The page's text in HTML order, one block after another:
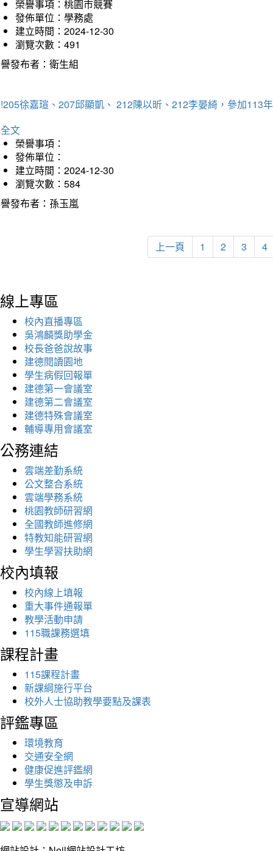
榮譽事項：桃園市競賽
發佈單位：學務處
建立時間：2024-12-30
瀏覽次數：491
發布者：衛生組
徐嘉瑄、207邱顯凱、 212陳以昕、212李晏綺，參加113
文
榮譽事項：
發佈單位：
建立時間：2024-12-30
瀏覽次數：584
發布者：孫玉嵐
上一頁 1 2 3 4
線上專區
校內直播專區
吳鴻麟獎助學金
校長爸爸說故事
建德閱讀園地
學生病假回報單
建德第一會議室
建德第二會議室
建德特殊會議室
輔導專用會議室
公務連結
雲端差勤系統
公文整合系統
雲端學務系統
桃園教師研習網
全國教師進修網
特教知能研習網
學生學習扶助網
校內填報
校內線上填報
重大事件通報單
教學活動申請
115職課務選填
課程計畫
115課程計畫
新課綱施行平台
校外人士協助教學要點及課表
評鑑專區
環境教育
交通安全網
健康促進評鑑網
學生獎懲及申訴
宣導網站